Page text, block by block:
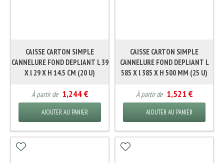
CAISSE CARTON SIMPLE
CANNELURE FOND DEPLIANT L 39
X l 29 X H 14.5 CM (20 U)
À partir de 1,244 €
AJOUTER AU PANIER
CAISSE CARTON SIMPLE
CANNELURE FOND DEPLIANT L
585 X l 385 X H 500 MM (25 U)
À partir de 1,521 €
AJOUTER AU PANIER